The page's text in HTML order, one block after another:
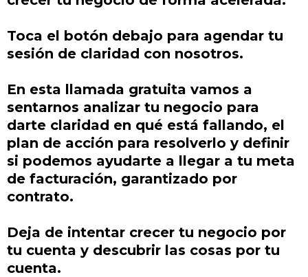
Toca el botón debajo para agendar tu
sesión de claridad con nosotros.
En esta llamada gratuita vamos a
sentarnos analizar tu negocio para
darte claridad en qué está fallando, el
plan de acción para resolverlo y definir
si podemos ayudarte a llegar a tu meta
de facturación, garantizado por
contrato.
Deja de intentar crecer tu negocio por
tu cuenta y descubrir las cosas por tu
cuenta.